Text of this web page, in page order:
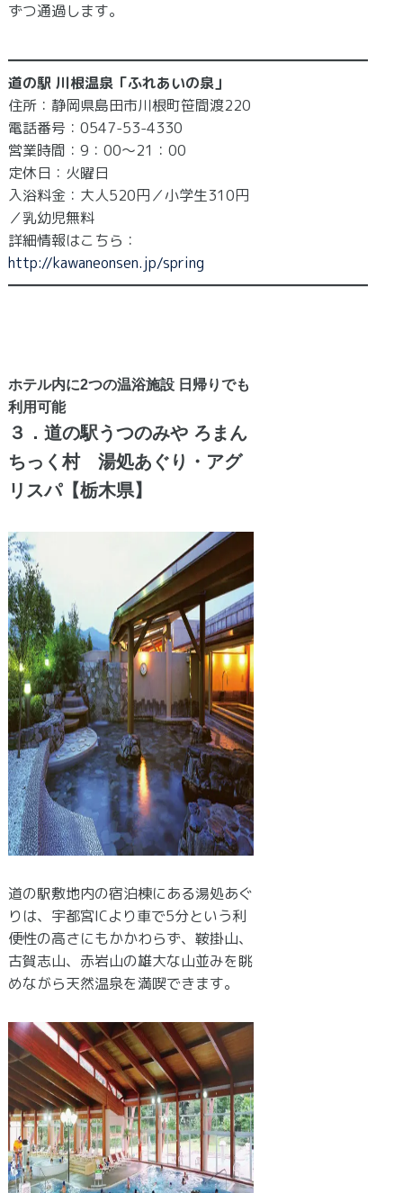
ずつ通過します。
━━━━━━━━━━━━━━━━━━━━━━━━━
道の駅 川根温泉「ふれあいの泉」
住所：静岡県島田市川根町笹間渡220
電話番号：0547-53-4330
営業時間：9：00～21：00
定休日：火曜日
入浴料金：大人520円／小学生310円
／乳幼児無料
詳細情報はこちら：
http://kawaneonsen.jp/spring
━━━━━━━━━━━━━━━━━━━━━━━━━
ホテル内に2つの温浴施設 日帰りでも
利用可能
３．道の駅うつのみや ろまん
ちっく村 湯処あぐり・アグ
リスパ【栃木県】
道の駅敷地内の宿泊棟にある湯処あぐ
りは、宇都宮ICより車で5分という利
便性の高さにもかかわらず、鞍掛山、
古賀志山、赤岩山の雄大な山並みを眺
めながら天然温泉を満喫できます。